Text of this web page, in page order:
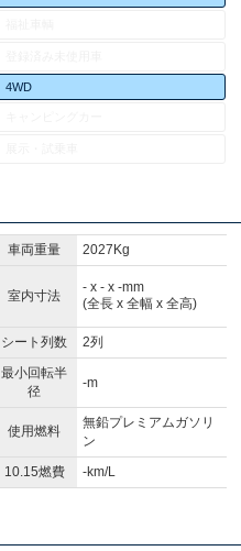
4WD
車両重量 2027Kg
室内寸法
- x - x -mm
(全長 x 全幅 x 全高)
シート列数
2列
最小回転半
径
-m
使用燃料
無鉛プレミアムガソリ
ン
10.15燃費 -km/L